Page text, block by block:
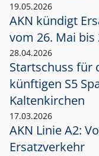
19.05.2026
AKN kündigt
vom 26. Mai bis
28.04.2026
Startschuss für
künftigen S5
Kaltenkirchen
17.03.2026
AKN Linie A2:
Ersatzverkehr